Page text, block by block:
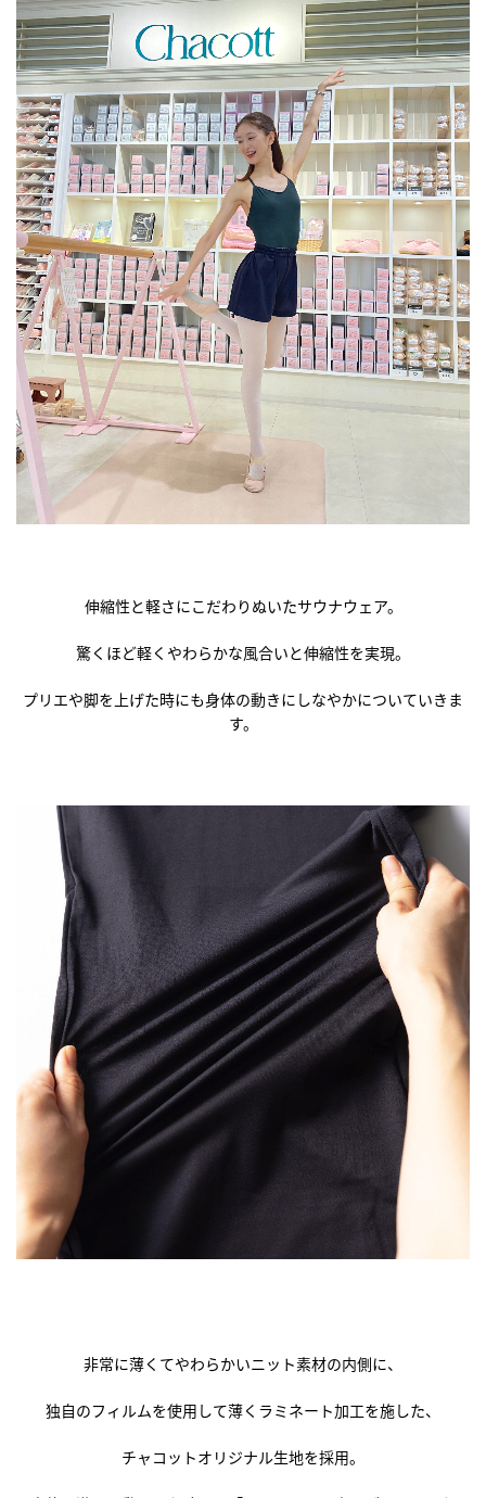
伸縮性と軽さにこだわりぬいたサウナウェア。
驚くほど軽くやわらかな風合いと伸縮性を実現。
プリエや脚を上げた時にも身体の動きにしなやかについていきま
す。
非常に薄くてやわらかいニット素材の内側に、
独自のフィルムを使用して薄くラミネート加工を施した、
チャコットオリジナル生地を採用。